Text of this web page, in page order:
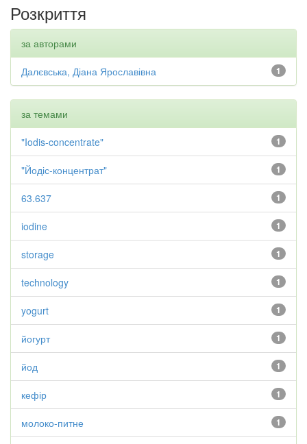
Розкриття
за авторами
1
Далєвська, Діана Ярославівна
за темами
1
"Iodis-concentrate"
1
"Йодіс-концентрат"
1
63.637
1
iodine
1
storage
1
technology
1
yogurt
1
йогурт
1
йод
1
кефір
1
молоко-питне